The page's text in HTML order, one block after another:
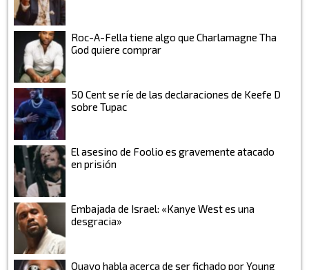
Roc-A-Fella tiene algo que Charlamagne Tha
God quiere comprar
50 Cent se ríe de las declaraciones de Keefe D
sobre Tupac
El asesino de Foolio es gravemente atacado
en prisión
Embajada de Israel: «Kanye West es una
desgracia»
Quavo habla acerca de ser fichado por Young